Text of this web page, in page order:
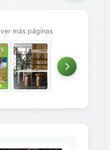
más páginas